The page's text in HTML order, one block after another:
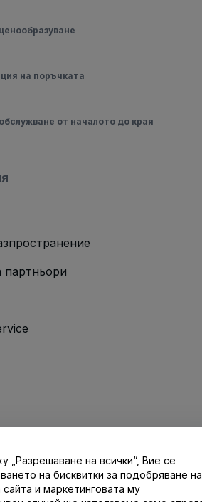
на поръчката
от началото до края
партньори
/ Свържете се с нас
„Разрешаване на всички“, Вие се
на бисквитки за подобряване на
и маркетинговата му